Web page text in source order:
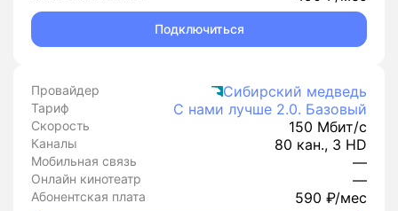
Подключиться
Провайдер Сибирский медведь
Тариф С нами лучше 2.0. Базовый
Скорость 150 Мбит/с
Каналы 80 кан., 3 HD
Мобильная связь —
Онлайн кинотеатр —
Абонентская плата 590 ₽/мес